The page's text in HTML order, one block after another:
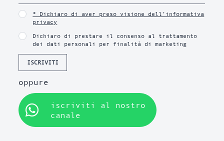
* Dichiaro di aver preso visione dell’informativa
privacy
Dichiaro di prestare il consenso al trattamento
dei dati personali per finalità di marketing
ISCRIVITI
oppure
iscriviti al nostro
canale